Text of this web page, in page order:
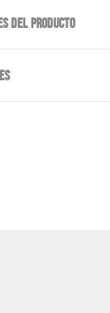
DEL PRODUCTO